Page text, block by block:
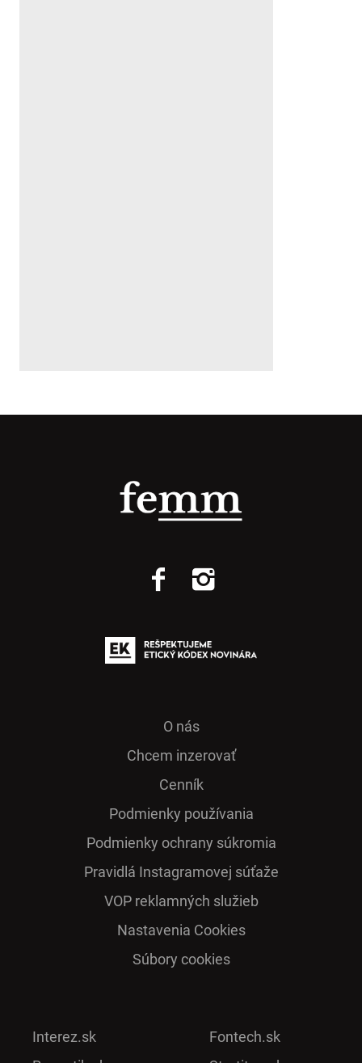
O nás
Chcem inzerovať
Cenník
Podmienky používania
Podmienky ochrany súkromia
Pra­vidlá Ins­ta­gra­mo­vej sú­ťaže
VOP reklamných služieb
Nastavenia Cookies
Súbory cookies
Interez.sk
Fontech.sk